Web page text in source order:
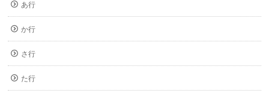
あ行
か行
さ行
た行